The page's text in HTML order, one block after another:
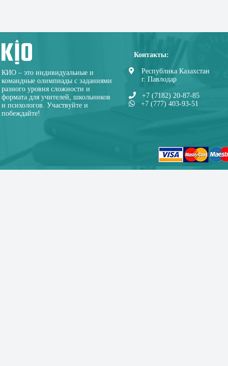
КИО – это индивидуальные и
командные олимпиады с заданиями
разного уровня сложности и
формата для учителей, школьников
и психологов. Участвуйте и
побеждайте!
Контакты:
Республика Казахстан
г. Павлодар
+7 (7182) 20-87-85
+7 (777) 403-93-51